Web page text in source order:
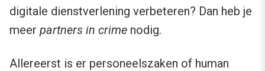
digitale dienstverlening verbeteren? Dan heb je
meer partners in crime nodig.
Allereerst is er personeelszaken of human